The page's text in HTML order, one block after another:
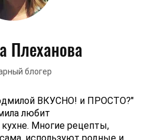
Плеханова
блогер
ВКУСНО! и ПРОСТО?"
любит
Многие рецепты,